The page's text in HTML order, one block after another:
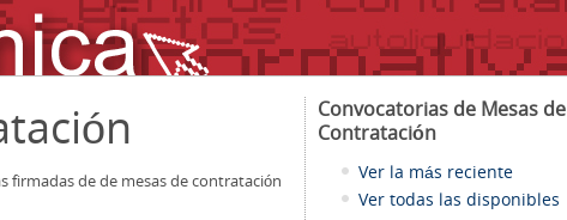
firmadas de de mesas de contratación
Convocatorias de Mesas de
Contratación
Ver la más reciente
Ver todas las disponibles